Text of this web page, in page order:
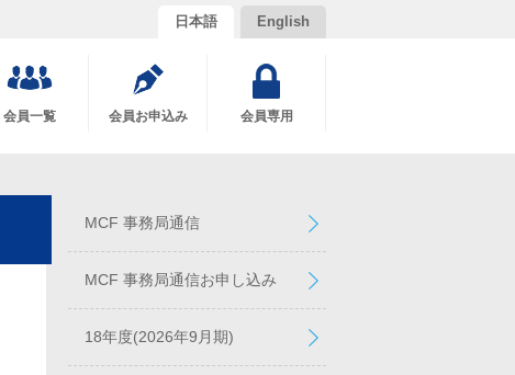
日本語 English
会員一覧 会員お申込み 会員専用
MCF 事務局通信
MCF 事務局通信お申し込み
18年度(2026年9月期)